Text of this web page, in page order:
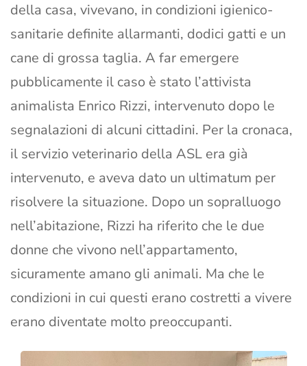
della casa, vivevano, in condizioni igienico-
sanitarie definite allarmanti, dodici gatti e un
cane di grossa taglia. A far emergere
pubblicamente il caso è stato l’attivista
animalista Enrico Rizzi, intervenuto dopo le
segnalazioni di alcuni cittadini. Per la cronaca,
il servizio veterinario della ASL era già
intervenuto, e aveva dato un ultimatum per
risolvere la situazione. Dopo un sopralluogo
nell’abitazione, Rizzi ha riferito che le due
donne che vivono nell’appartamento,
sicuramente amano gli animali. Ma che le
condizioni in cui questi erano costretti a vivere
erano diventate molto preoccupanti.